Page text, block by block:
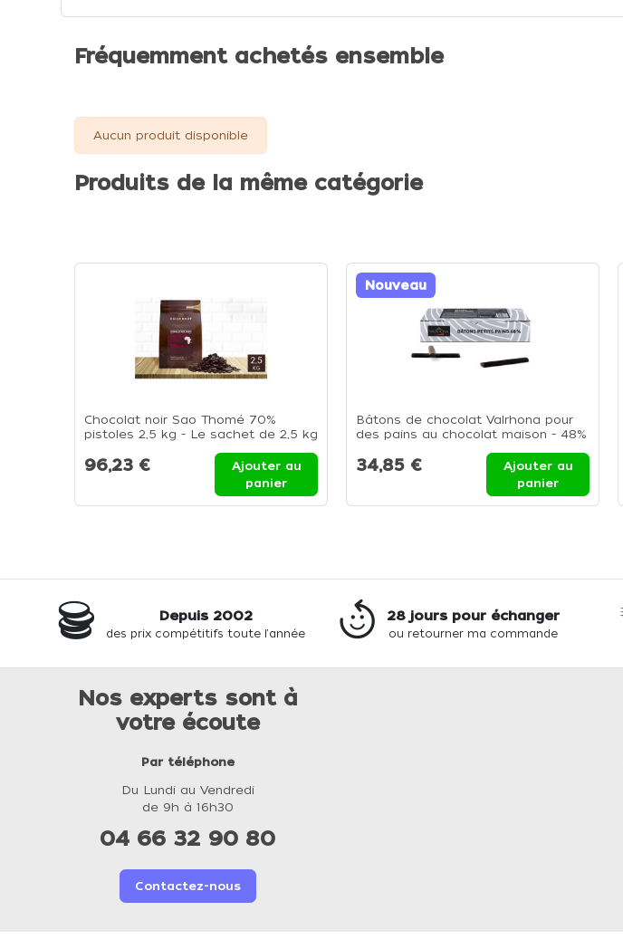
Fréquemment achetés ensemble
Aucun produit disponible
Produits de la même catégorie
Chocolat noir Sao Thomé 70%
pistoles 2,5 kg - Le sachet de 2,5 kg
96,23 €
Ajouter au
panier
Nouveau
Bâtons de chocolat Valrhona pour
des pains au chocolat maison - 48%
34,85 €
Ajouter au
panier
Depuis 2002
des prix compétitifs toute l'année
28 jours pour échanger
ou retourner ma commande
Nos experts sont à
votre écoute
Par téléphone
Du Lundi au Vendredi
de 9h à 16h30
04 66 32 90 80
Contactez-nous